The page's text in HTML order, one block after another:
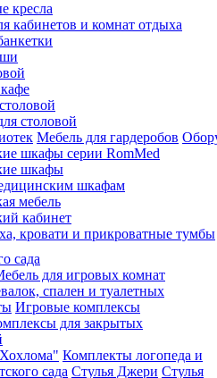
кресла
кабинетов и комнат отдыха
столовой
Мебель для гардеробов
шкафы серии RomMed
шкафы
шкафам
мебель
кабинет
кровати и прикроватные тумбы
сада
для игровых комнат
спален и туалетных
Игровые комплексы
для закрытых
Комплекты логопеда и
сада Стулья Джери Стулья